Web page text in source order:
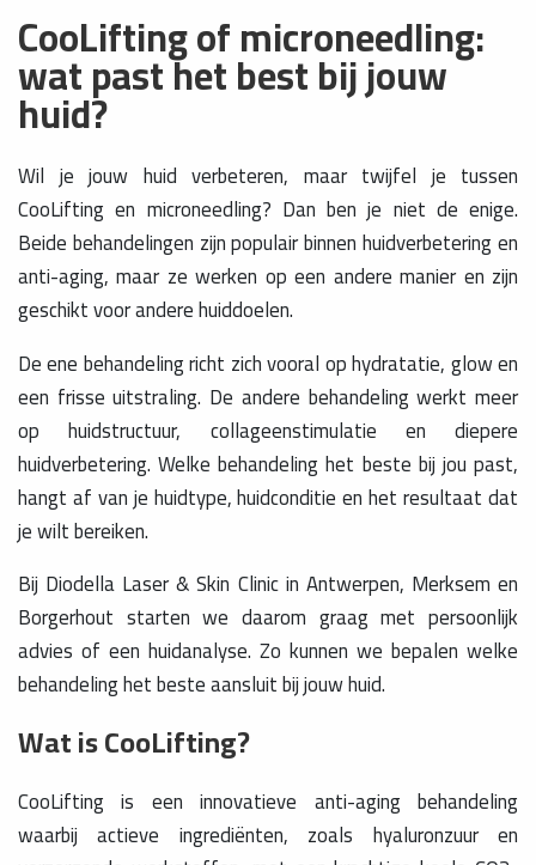
CooLifting of microneedling:
wat past het best bij jouw
huid?
Wil je jouw huid verbeteren, maar twijfel je tussen
CooLifting en microneedling? Dan ben je niet de enige.
Beide behandelingen zijn populair binnen huidverbetering en
anti-aging, maar ze werken op een andere manier en zijn
geschikt voor andere huiddoelen.
De ene behandeling richt zich vooral op hydratatie, glow en
een frisse uitstraling. De andere behandeling werkt meer
op huidstructuur, collageenstimulatie en diepere
huidverbetering. Welke behandeling het beste bij jou past,
hangt af van je huidtype, huidconditie en het resultaat dat
je wilt bereiken.
Bij Diodella Laser & Skin Clinic in Antwerpen, Merksem en
Borgerhout starten we daarom graag met persoonlijk
advies of een huidanalyse. Zo kunnen we bepalen welke
behandeling het beste aansluit bij jouw huid.
Wat is CooLifting?
CooLifting is een innovatieve anti-aging behandeling
waarbij actieve ingrediënten, zoals hyaluronzuur en